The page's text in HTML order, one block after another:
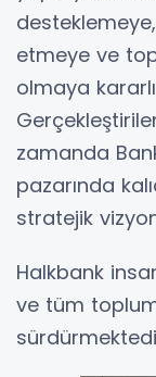
etmeye ve
olmaya
zamanda
pazarında
stratejik
Halkbank
ve tüm